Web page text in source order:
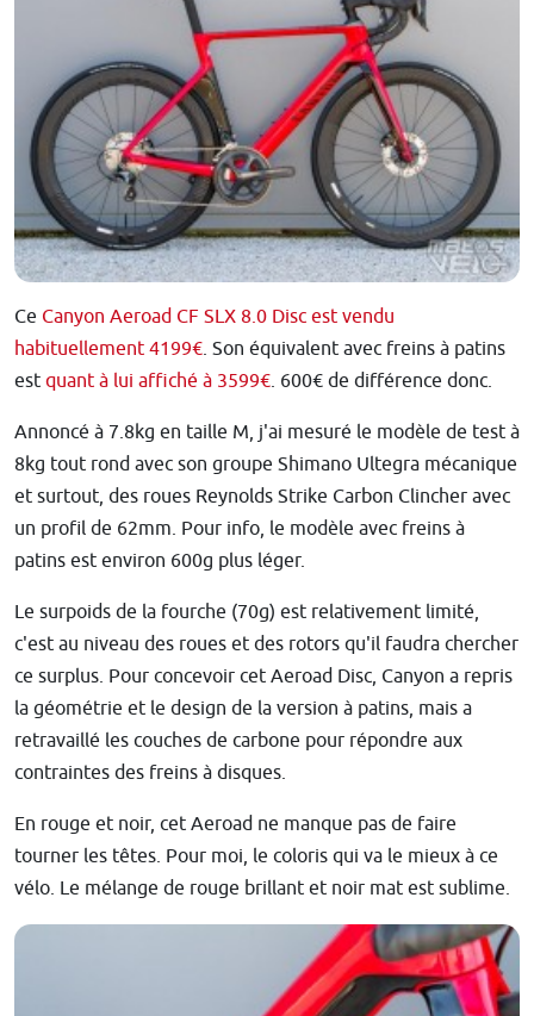
Ce Canyon Aeroad CF SLX 8.0 Disc est vendu
habituellement 4199€. Son équivalent avec freins à patins
est quant à lui affiché à 3599€. 600€ de différence donc.
Annoncé à 7.8kg en taille M, j'ai mesuré le modèle de test à
8kg tout rond avec son groupe Shimano Ultegra mécanique
et surtout, des roues Reynolds Strike Carbon Clincher avec
un profil de 62mm. Pour info, le modèle avec freins à
patins est environ 600g plus léger.
Le surpoids de la fourche (70g) est relativement limité,
c'est au niveau des roues et des rotors qu'il faudra chercher
ce surplus. Pour concevoir cet Aeroad Disc, Canyon a repris
la géométrie et le design de la version à patins, mais a
retravaillé les couches de carbone pour répondre aux
contraintes des freins à disques.
En rouge et noir, cet Aeroad ne manque pas de faire
tourner les têtes. Pour moi, le coloris qui va le mieux à ce
vélo. Le mélange de rouge brillant et noir mat est sublime.